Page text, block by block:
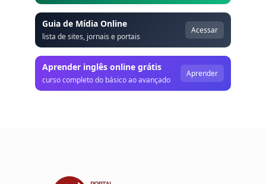
Guia de Mídia Online
lista de sites, jornais e portais
Acessar
Aprender inglês online grátis
curso completo do básico ao avançado
Aprender